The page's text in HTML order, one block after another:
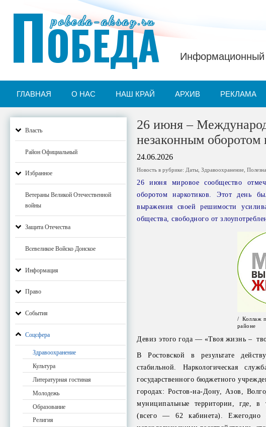
pobeda-aksay.ru
ПОБЕДА Информационный
ГЛАВНАЯ О НАС НАШ КРАЙ АРХИВ РЕКЛАМА
Власть
Район Официальный
Избранное
Ветераны Великой Отечественной
войны
Защита Отечества
Всевеликое Войско Донское
Информация
Право
События
Соцсфера
Здравоохранение
Культура
Литературная гостиная
Молодежь
Образование
Религия
26 июня –
незаконным оборотом
24.06.2026
Новость в рубрике: Даты ,Здравоохранение ,
26 июня мировое сообщество
оборотом наркотиков. Этот день
выражения своей решимости
общества, свободного от
/ Коллаж
районе
Девиз этого года — «Твоя жизнь –
В Ростовской в результате
стабильной. Наркологическая
государственного бюджетного
городах: Ростов-на-Дону, Азов,
муниципальные территории, где, в
(всего — 62 кабинета). Ежегодно